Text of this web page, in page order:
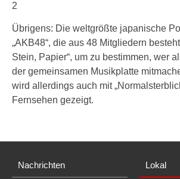
2
Übrigens: Die weltgrößte japanische
„AKB48“, die aus 48 Mitgliedern
Stein, Papier“, um zu bestimmen, wer
der gemeinsamen Musikplatte
wird allerdings auch mit
Fernsehen gezeigt.
Nachrichten Lokal